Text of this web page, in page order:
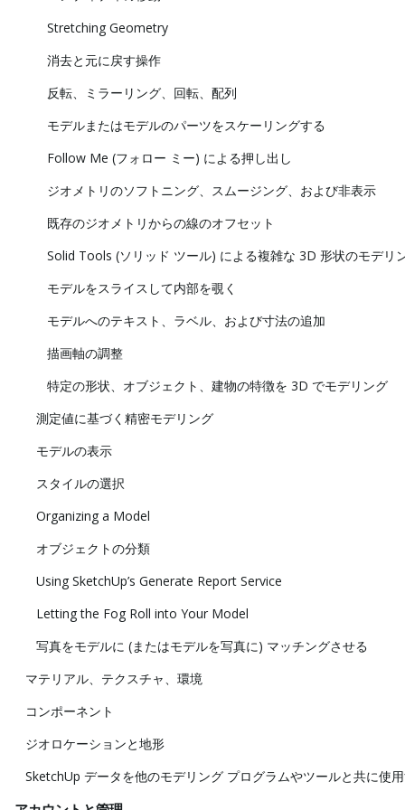
Stretching Geometry
消去と元に戻す操作
反転、ミラーリング、回転、配列
モデルまたはモデルのパーツをスケーリングする
Follow Me (フォロー ミー) による押し出し
ジオメトリのソフトニング、スムージング、および非表示
既存のジオメトリからの線のオフセット
Solid Tools (ソリッド ツール) による複雑な 3D 形状のモデリ
モデルをスライスして内部を覗く
モデルへのテキスト、ラベル、および寸法の追加
描画軸の調整
特定の形状、オブジェクト、建物の特徴を 3D でモデリング
測定値に基づく精密モデリング
モデルの表示
スタイルの選択
Organizing a Model
オブジェクトの分類
Using SketchUp’s Generate Report Service
Letting the Fog Roll into Your Model
写真をモデルに (またはモデルを写真に) マッチングさせる
マテリアル、テクスチャ、環境
コンポーネント
ジオロケーションと地形
SketchUp データを他のモデリング プログラムやツールと共に使